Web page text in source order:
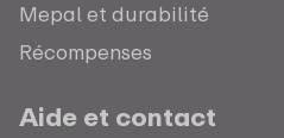
Mepal et durabilité
Récompenses
Aide et contact